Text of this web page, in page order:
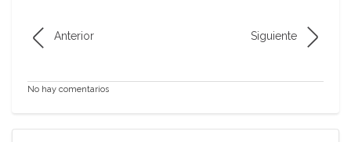
Anterior Siguiente
No hay comentarios